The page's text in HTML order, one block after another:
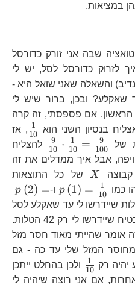
במציאות.
שבה אני זורק כדורסל
לזרוק כדורסל לסל, יש לי
\frac{1}
{10}
נדיב) והשאלה שאני שואל היא -
שאקלע? ובכן, ברור שיש לי
\frac{1}
{10}
הראשון. אם פספסתי, זה קרה
\frac{9}
{10}
בנסיון השני הוא 10
1 , אז
של
10
9 ⋅ 10
1 = 100
9
להצליח
אבל איך ממדלים את זה
X של כל התוצאות
כמו
p (1) = 10
1 ו- p (2) =
שיידרשו לי עד שאקלע לסל
. אני לא יכול להבטיח שיידרשו לי רק 42 הטלות.
אני אגיע אל ההטלה ה-42 זה אומר שהייתי מאוד חסר מזל
המזל שלי עד כה - גם
10
1
ולכן בהחלט ייתכן
43. במילים אחרות, אם אני רוצה שיהיה לי